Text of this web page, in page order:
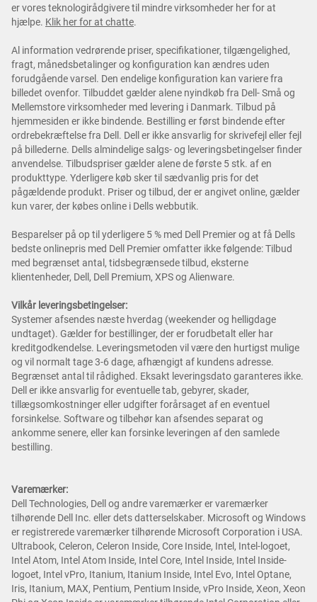
er vores teknologirådgivere til mindre virksomheder her for at
hjælpe. Klik her for at chatte.
Al information vedrørende priser, specifikationer, tilgængelighed,
fragt, månedsbetalinger og konfiguration kan ændres uden
forudgående varsel. Den endelige konfiguration kan variere fra
billedet ovenfor. Tilbuddet gælder alene nyindkøb fra Dell- Små og
Mellemstore virksomheder med levering i Danmark. Tilbud på
hjemmesiden er ikke bindende. Bestilling er først bindende efter
ordrebekræftelse fra Dell. Dell er ikke ansvarlig for skrivefejl eller fejl
på billederne. Dells almindelige salgs- og leveringsbetingelser finder
anvendelse. Tilbudspriser gælder alene de første 5 stk. af en
produkttype. Yderligere køb sker til sædvanlig pris for det
pågældende produkt. Priser og tilbud, der er angivet online, gælder
kun varer, der købes online i Dells webbutik.
Besparelser på op til yderligere 5 % med Dell Premier og at få Dells
bedste onlinepris med Dell Premier omfatter ikke følgende: Tilbud
med begrænset antal, tidsbegrænsede tilbud, eksterne
klientenheder, Dell, Dell Premium, XPS og Alienware.
Vilkår leveringsbetingelser:
Systemer afsendes næste hverdag (weekender og helligdage
undtaget). Gælder for bestillinger, der er forudbetalt eller har
kreditgodkendelse. Leveringsmetoden vil være den hurtigst mulige
og vil normalt tage 3-6 dage, afhængigt af kundens adresse.
Begrænset antal til rådighed. Eksakt leveringsdato garanteres ikke.
Dell er ikke ansvarlig for eventuelle tab, gebyrer, skader,
tillægsomkostninger eller udgifter forårsaget af en eventuel
forsinkelse. Software og tilbehør kan afsendes separat og
ankomme senere, eller kan forsinke leveringen af den samlede
bestilling.
Varemærker:
Dell Technologies, Dell og andre varemærker er varemærker
tilhørende Dell Inc. eller dets datterselskaber. Microsoft og Windows
er registrerede varemærker tilhørende Microsoft Corporation i USA.
Ultrabook, Celeron, Celeron Inside, Core Inside, Intel, Intel-logoet,
Intel Atom, Intel Atom Inside, Intel Core, Intel Inside, Intel Inside-
logoet, Intel vPro, Itanium, Itanium Inside, Intel Evo, Intel Optane,
Iris, Itanium, MAX, Pentium, Pentium Inside, vPro Inside, Xeon, Xeon